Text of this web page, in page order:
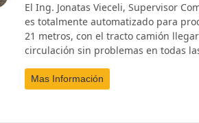
El Ing. Jonatas Vieceli, Supervisor
es totalmente automatizado para
21 metros, con el tracto camión
circulación sin problemas en todas
Mas Información